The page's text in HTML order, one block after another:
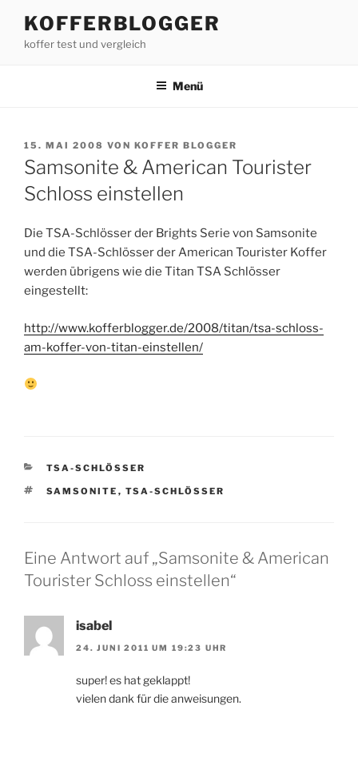
Inhalt
springen
KOFFERBLOGGER
koffer test und vergleich
Menü
VERÖFFENTLICHT
AM
15. MAI 2008 VON KOFFER BLOGGER
Samsonite & American Tourister
Schloss einstellen
Die TSA-Schlösser der Brights Serie von Samsonite
und die TSA-Schlösser der American Tourister Koffer
werden übrigens wie die Titan TSA Schlösser
eingestellt:
http://www.kofferblogger.de/2008/titan/tsa-schloss-
am-koffer-von-titan-einstellen/
KATEGORIEN
TSA-SCHLÖSSER
SCHLAGWÖRTER
SAMSONITE , TSA-SCHLÖSSER
Eine Antwort auf „Samsonite & American
Tourister Schloss einstellen“
isabel
24. JUNI 2011 UM 19:23 UHR
super! es hat geklappt!
vielen dank für die anweisungen.